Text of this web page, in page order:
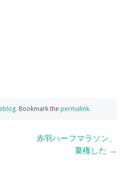
. Bookmark the permalink.
赤羽ハーフマラソン、
棄権した →